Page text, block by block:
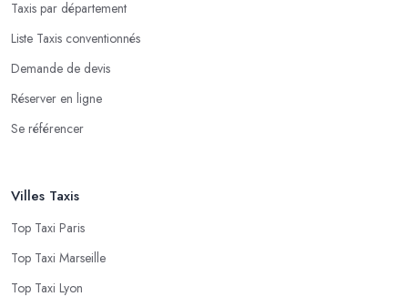
Taxis par département
Liste Taxis conventionnés
Demande de devis
Réserver en ligne
Se référencer
Villes Taxis
Top Taxi Paris
Top Taxi Marseille
Top Taxi Lyon